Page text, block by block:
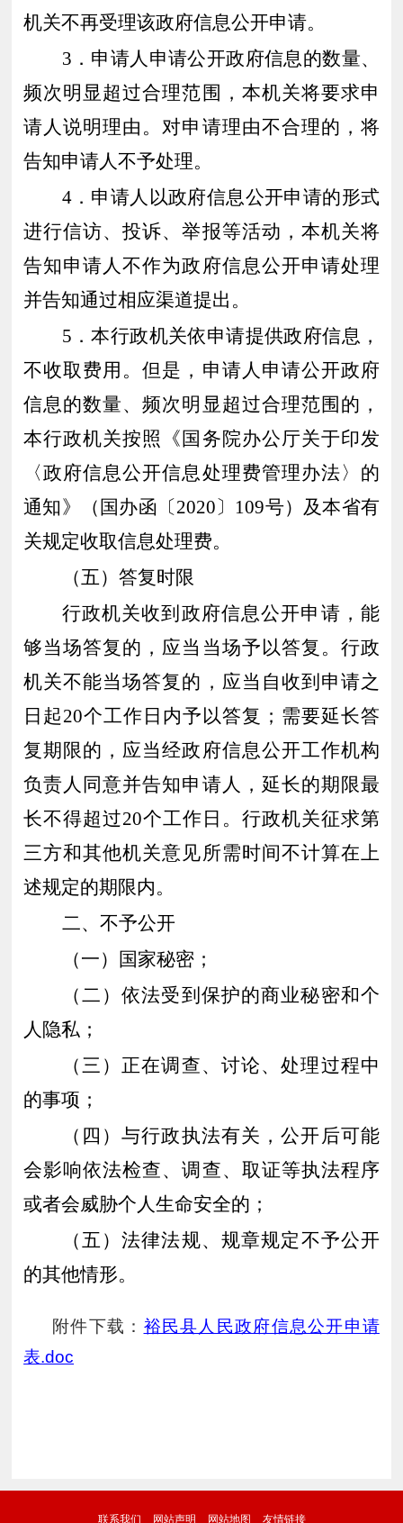
机关不再受理该政府信息公开申请。
3．申请人申请公开政府信息的数量、
频次明显超过合理范围，本机关将要求申
请人说明理由。对申请理由不合理的，将
告知申请人不予处理。
4．申请人以政府信息公开申请的形式
进行信访、投诉、举报等活动，本机关将
告知申请人不作为政府信息公开申请处理
并告知通过相应渠道提出。
5．本行政机关依申请提供政府信息，
不收取费用。但是，申请人申请公开政府
信息的数量、频次明显超过合理范围的，
本行政机关按照《国务院办公厅关于印发
〈政府信息公开信息处理费管理办法〉 的
通知》（国办函〔2020〕109号）及本省有
关规定收取信息处理费。
（五）答复时限
行政机关收到政府信息公开申请，能
够当场答复的，应当当场予以答复。行政
机关不能当场答复的，应当自收到申请之
日起20个工作日内予以答复；需要延长答
复期限的，应当经政府信息公开工作机构
负责人同意并告知申请人，延长的期限最
长不得超过20个工作日。行政机关征求第
三方和其他机关意见所需时间不计算在上
述规定的期限内。
二、不予公开
（一）国家秘密；
（二）依法受到保护的商业秘密和个
人隐私；
（三）正在调查、讨论、处理过程中
的事项；
（四）与行政执法有关，公开后可能
会影响依法检查、调查、取证等执法程序
或者会威胁个人生命安全的；
（五）法律法规、规章规定不予公开
的其他情形。
附件下载： 裕民县人民政府信息公开申请
表.doc
联系我们 网站声明 网站地图 友情链接